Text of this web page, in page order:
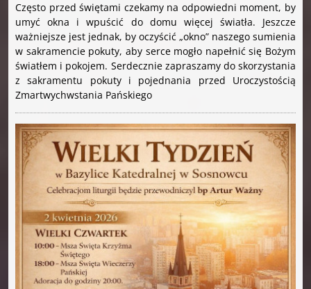
Często przed świętami czekamy na odpowiedni moment, by
umyć okna i wpuścić do domu więcej światła. Jeszcze
ważniejsze jest jednak, by oczyścić „okno” naszego sumienia
w sakramencie pokuty, aby serce mogło napełnić się Bożym
światłem i pokojem. Serdecznie zapraszamy do skorzystania
z sakramentu pokuty i pojednania przed Uroczystością
Zmartwychwstania Pańskiego